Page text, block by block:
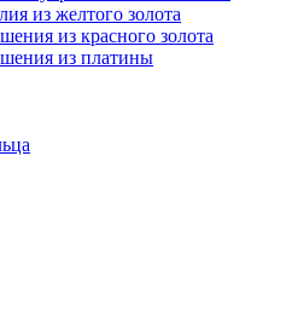
из желтого золота
из красного золота
из платины